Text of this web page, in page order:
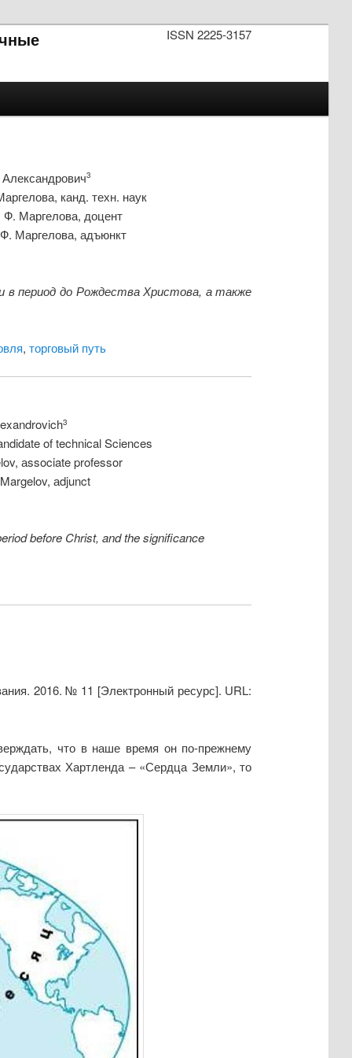
ISSN 2225-3157
3
канд. техн. наук
Маргелова, доцент
Маргелова, адъюнкт
период до Рождества Христова, а также
, торговый путь
3
of technical Sciences
аssociate professor
аdjunct
before Christ, and the significance
2016. № 11 [Электронный ресурс]. URL:
что в наше время он по-прежнему
Хартленда – «Сердца Земли», то